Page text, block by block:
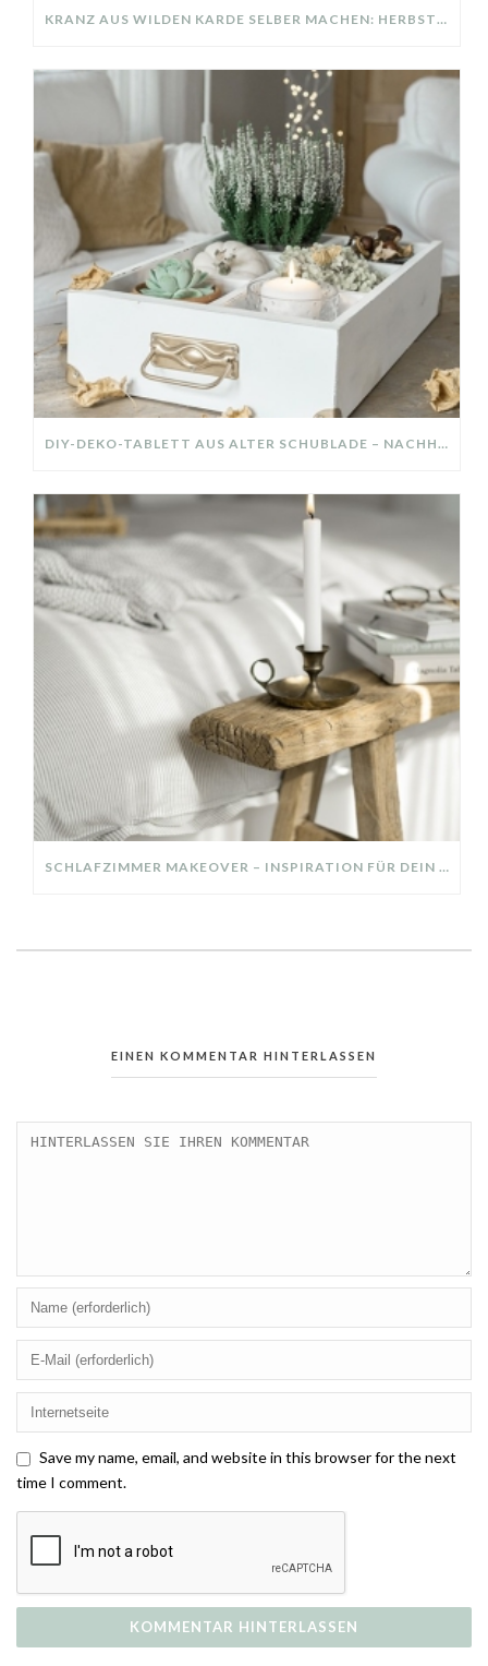
KRANZ AUS WILDEN KARDE SELBER MACHEN: HERBSTDEKO GANZ EINFACH
DIY-DEKO-TABLETT AUS ALTER SCHUBLADE – NACHHALTIGE HERBSTDEKO SELBER MACHEN!
SCHLAFZIMMER MAKEOVER – INSPIRATION FÜR DEIN SCHLAFZIMMER: AUS ALT MACH NEU – HELL, GEMÜTLICH UND EINLADEND
EINEN KOMMENTAR HINTERLASSEN
Save my name, email, and website in this browser for the next
time I comment.